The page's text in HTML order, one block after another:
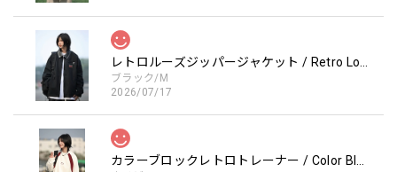
ブラック/M
2026/07/17